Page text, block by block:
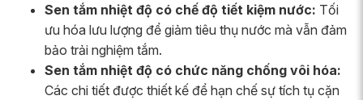
Sen tắm nhiệt độ có chế độ tiết kiệm nước: Tối
ưu hóa lưu lượng để giảm tiêu thụ nước mà vẫn đảm
bảo trải nghiệm tắm.
Sen tắm nhiệt độ có chức năng chống vôi hóa:
Các chi tiết được thiết kế để hạn chế sự tích tụ cặn